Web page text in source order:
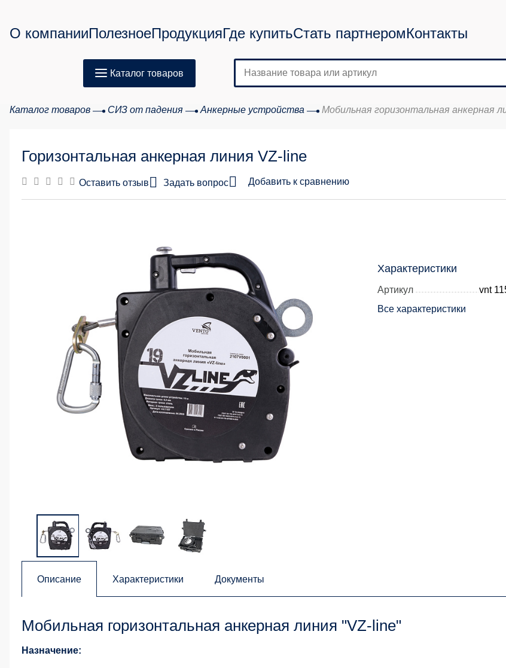
О компанииПолезноеПродукцияГде купитьСтать партнеромКонтакты
Каталог товаров
Каталог товаров СИЗ от падения Анкерные устройства Мобильная горизонтальная анкерная
Горизонтальная анкерная линия VZ-line
Оставить отзыв Задать вопрос Добавить к сравнению
Характеристики
Артикул
vnt
Все характеристики
Описание Характеристики Документы
Мобильная горизонтальная анкерная линия "VZ-line"
Назначение: